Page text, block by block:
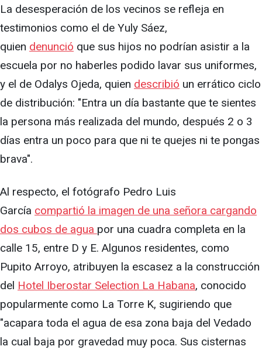
La desesperación de los vecinos se refleja en
testimonios como el de Yuly Sáez,
quien denunció que sus hijos no podrían asistir a la
escuela por no haberles podido lavar sus uniformes,
y el de Odalys Ojeda, quien describió un errático ciclo
de distribución: "Entra un día bastante que te sientes
la persona más realizada del mundo, después 2 o 3
días entra un poco para que ni te quejes ni te pongas
brava".
Al respecto, el fotógrafo Pedro Luis
García compartió la imagen de una señora cargando
dos cubos de agua por una cuadra completa en la
calle 15, entre D y E. Algunos residentes, como
Pupito Arroyo, atribuyen la escasez a la construcción
del Hotel Iberostar Selection La Habana, conocido
popularmente como La Torre K, sugiriendo que
"acapara toda el agua de esa zona baja del Vedado
la cual baja por gravedad muy poca. Sus cisternas